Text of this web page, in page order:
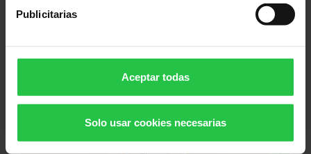
Publicitarias
Aceptar todas
Solo usar cookies necesarias
compartir experiencias a pacientes
Voluntariado